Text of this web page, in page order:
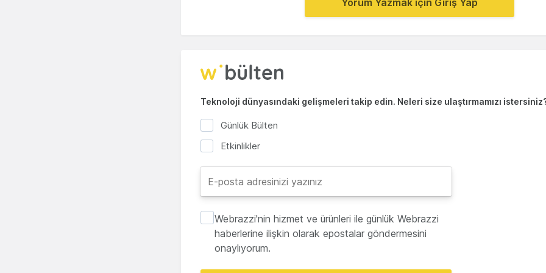
Yorum Yazmak için Giriş Yap
Teknoloji dünyasındaki gelişmeleri takip edin. Neleri size ulaştırmamızı
Günlük Bülten
Etkinlikler
Webrazzi'nin hizmet ve ürünleri ile günlük Webrazzi
haberlerine ilişkin olarak epostalar göndermesini
onaylıyorum.